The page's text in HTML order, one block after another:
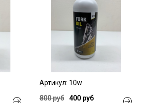
Артикул: 10w
800 руб
400 руб